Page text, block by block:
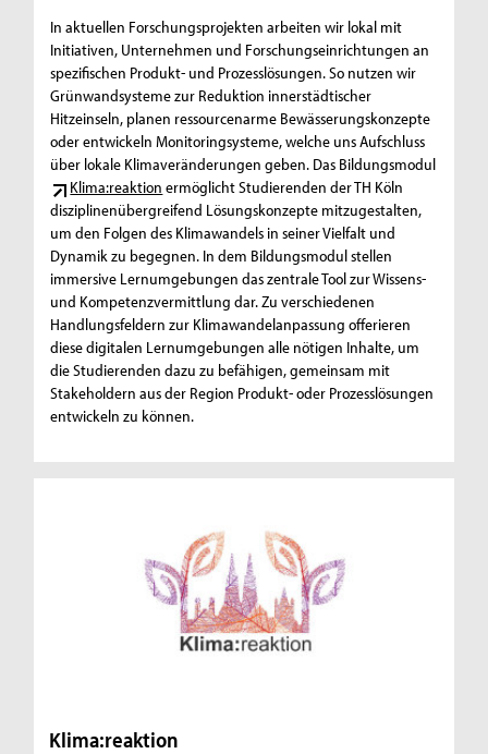
In aktuellen Forschungsprojekten arbeiten wir lokal mit
Initiativen, Unternehmen und Forschungseinrichtungen an
spezifischen Produkt- und Prozesslösungen. So nutzen wir
Grünwandsysteme zur Reduktion innerstädtischer
Hitzeinseln, planen ressourcenarme Bewässerungskonzepte
oder entwickeln Monitoringsysteme, welche uns Aufschluss
über lokale Klimaveränderungen geben. Das Bildungsmodul
Klima:reaktion ermöglicht Studierenden der TH Köln
disziplinenübergreifend Lösungskonzepte mitzugestalten,
um den Folgen des Klimawandels in seiner Vielfalt und
Dynamik zu begegnen. In dem Bildungsmodul stellen
immersive Lernumgebungen das zentrale Tool zur Wissens-
und Kompetenzvermittlung dar. Zu verschiedenen
Handlungsfeldern zur Klimawandelanpassung offerieren
diese digitalen Lernumgebungen alle nötigen Inhalte, um
die Studierenden dazu zu befähigen, gemeinsam mit
Stakeholdern aus der Region Produkt- oder Prozesslösungen
entwickeln zu können.
Klima:reaktion